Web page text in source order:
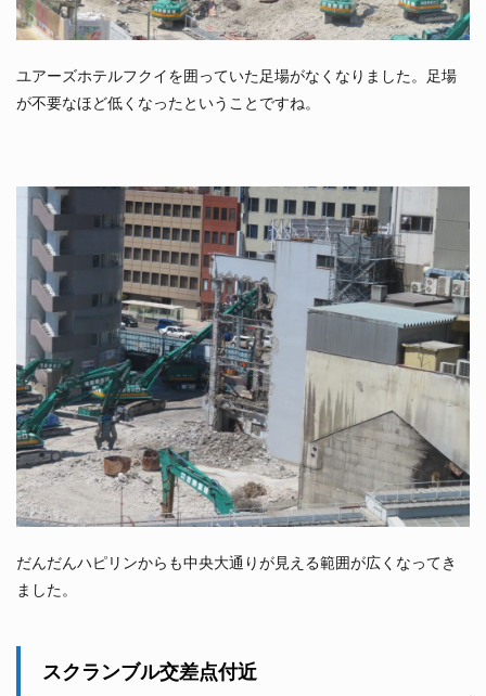
ユアーズホテルフクイを囲っていた足場がなくなりました。足場
が不要なほど低くなったということですね。
だんだんハピリンからも中央大通りが見える範囲が広くなってき
ました。
スクランブル交差点付近